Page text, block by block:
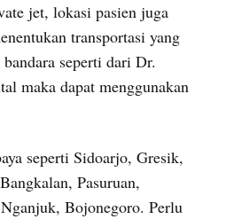
jet, lokasi pasien juga
transportasi yang
seperti dari Dr.
maka dapat menggunakan
seperti Sidoarjo, Gresik,
Pasuruan,
Bojonegoro. Perlu